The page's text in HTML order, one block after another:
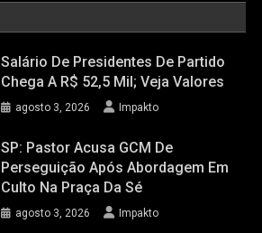
Salário De Presidentes De Partido
Chega A R$ 52,5 Mil; Veja Valores
agosto 3, 2026 Impakto
SP: Pastor Acusa GCM De
Perseguição Após Abordagem Em
Culto Na Praça Da Sé
agosto 3, 2026 Impakto